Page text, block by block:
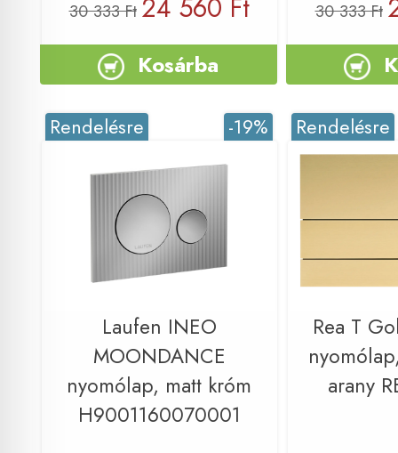
30 333 Ft 24 560 Ft
Kosárba
30 333 Ft
-19%
Rendelésre
Laufen INEO
MOONDANCE
nyomólap, matt króm
H9001160070001
Rendelésre
Rea T
arany